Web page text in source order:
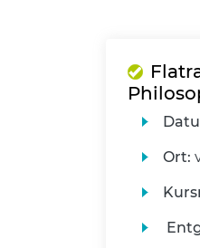
Ort: